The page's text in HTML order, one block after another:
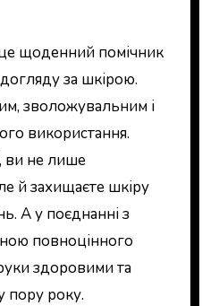
щоденний помічник
догляду за шкірою.
зволожувальним і
використання.
ви не лише
й захищаєте шкіру
А у поєднанні з
повноцінного
здоровими та
пору року.